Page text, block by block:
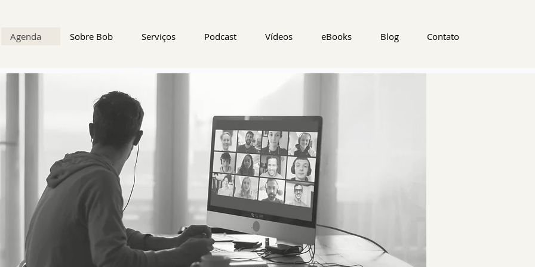
Agenda Sobre Bob Serviços Podcast Vídeos eBooks Blog Contato